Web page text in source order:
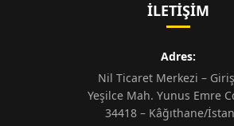
İLETIŞIM
Adres:
Nil Ticaret Merkezi – Giriş
Yeşilce Mah. Yunus Emre
34418 – Kâğıthane/